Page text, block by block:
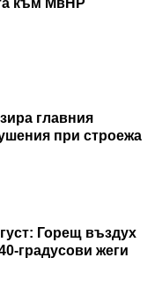
главния
при строежа
Горещ въздух
градусови жеги